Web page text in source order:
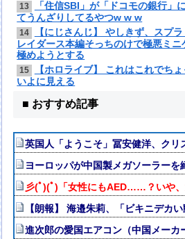
13
「住信SBI」が「ドコモの銀行」
てうんざりしてるやつw w w
14
【にじさんじ】 やしきず、スプ
レイダース本編そっちのけで極悪ミニ
極めようとする
15
【ホロライブ】 これはこれでち
いよに見える
■ おすすめ記事
英国人「ようこそ」冨安健洋、ク
ヨーロッパが中国製メガソーラーを
彡(ﾟ)(ﾟ)「女性にもAED……？いや
【朗報】 海邉朱莉、「ビキニデカ
進次郎の愛国エアコン（中国メー